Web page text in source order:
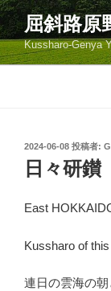
コ
ン
テ
ン
屈斜路原
Kussharo-Genya
投
稿
日:
2024-06-08 投稿者:
日々研鑚
East
Kussharo of
連日の雲海の朝